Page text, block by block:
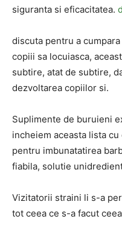
siguranta si eficacitatea.
discuta pentru a
copiii sa locuiasca,
subtire, atat de subtire,
dezvoltarea copiilor si.
Suplimente de buruieni
incheiem aceasta lista
pentru imbunatatirea
fiabila, solutie
Vizitatorii straini li s-a
tot ceea ce s-a facut